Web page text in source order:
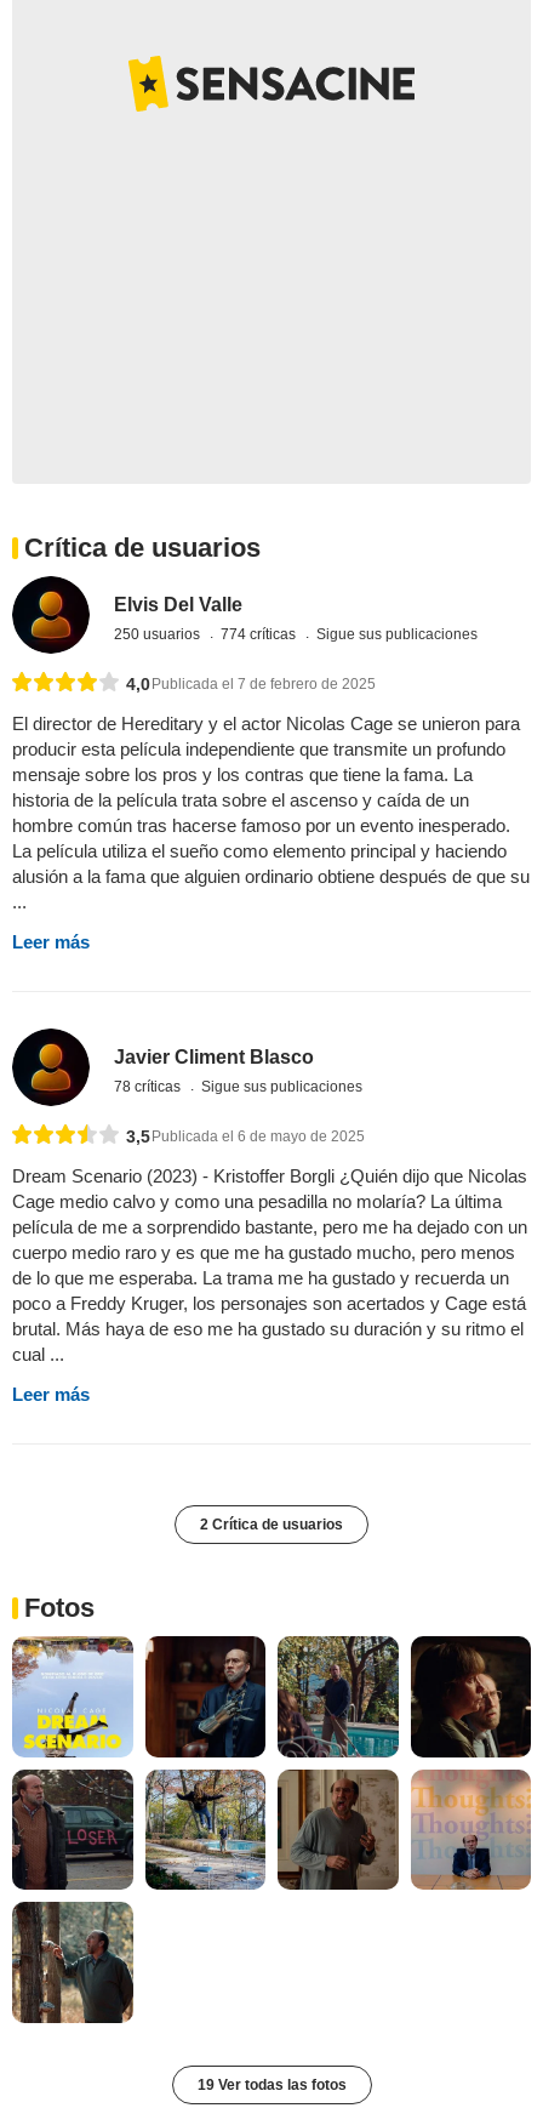
Crítica de usuarios
Elvis Del Valle
250 usuarios 774 críticas Sigue sus publicaciones
4,0 Publicada el 7 de febrero de 2025
El director de Hereditary y el actor Nicolas Cage se unieron para
producir esta película independiente que transmite un profundo
mensaje sobre los pros y los contras que tiene la fama. La
historia de la película trata sobre el ascenso y caída de un
hombre común tras hacerse famoso por un evento inesperado.
La película utiliza el sueño como elemento principal y haciendo
alusión a la fama que alguien ordinario obtiene después de que su
...
Leer más
Javier Climent Blasco
78 críticas Sigue sus publicaciones
3,5 Publicada el 6 de mayo de 2025
Dream Scenario (2023) - Kristoffer Borgli ¿Quién dijo que Nicolas
Cage medio calvo y como una pesadilla no molaría? La última
película de me a sorprendido bastante, pero me ha dejado con un
cuerpo medio raro y es que me ha gustado mucho, pero menos
de lo que me esperaba. La trama me ha gustado y recuerda un
poco a Freddy Kruger, los personajes son acertados y Cage está
brutal. Más haya de eso me ha gustado su duración y su ritmo el
cual ...
Leer más
2 Crítica de usuarios
Fotos
19 Ver todas las fotos